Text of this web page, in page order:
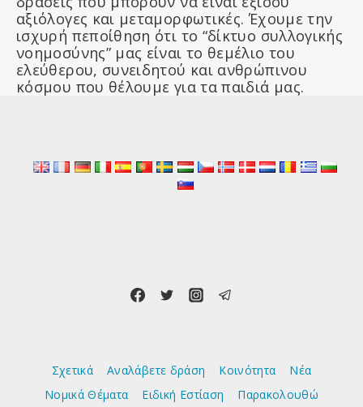
αξιόλογες και μεταμορφωτικές. Έχουμε την
ισχυρή πεποίθηση ότι το “δίκτυο συλλογικής
νοημοσύνης” μας είναι το θεμέλιο του
ελεύθερου, συνειδητού και ανθρώπινου
κόσμου που θέλουμε για τα παιδιά μας.
Σχετικά Αναλάβετε δράση Κοινότητα
Νέα
Νομικά Θέματα
Ειδική Εστίαση Παρακολουθώ